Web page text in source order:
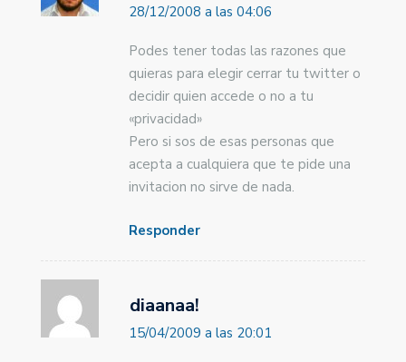
28/12/2008 a las 04:06
Podes tener todas las razones que
quieras para elegir cerrar tu twitter o
decidir quien accede o no a tu
«privacidad»
Pero si sos de esas personas que
acepta a cualquiera que te pide una
invitacion no sirve de nada.
Responder
diaanaa!
15/04/2009 a las 20:01